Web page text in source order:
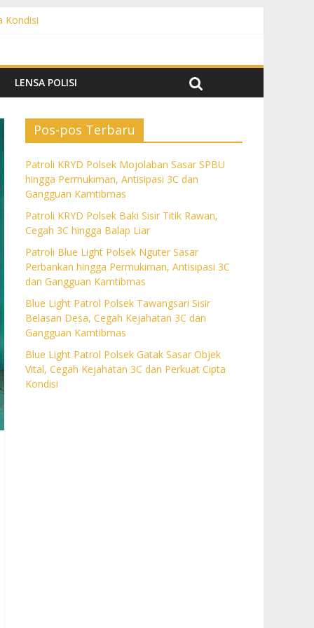
Kondisi
Gangguan Kamtibmas
Kamtibmas
LENSA POLISI
Pos-pos Terbaru
Patroli KRYD Polsek Mojolaban Sasar SPBU
hingga Permukiman, Antisipasi 3C dan
Gangguan Kamtibmas
Patroli KRYD Polsek Baki Sisir Titik Rawan,
Cegah 3C hingga Balap Liar
Patroli Blue Light Polsek Nguter Sasar
Perbankan hingga Permukiman, Antisipasi 3C
dan Gangguan Kamtibmas
Blue Light Patrol Polsek Tawangsari Sisir
Belasan Desa, Cegah Kejahatan 3C dan
Gangguan Kamtibmas
Blue Light Patrol Polsek Gatak Sasar Objek
Vital, Cegah Kejahatan 3C dan Perkuat Cipta
Kondisi